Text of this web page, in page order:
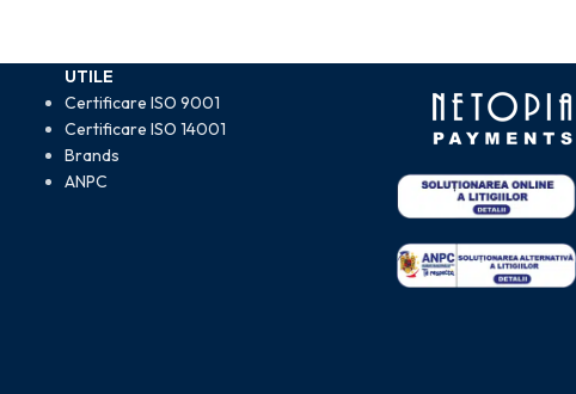
UTILE
Certificare ISO 9001
Certificare ISO 14001
Brands
ANPC